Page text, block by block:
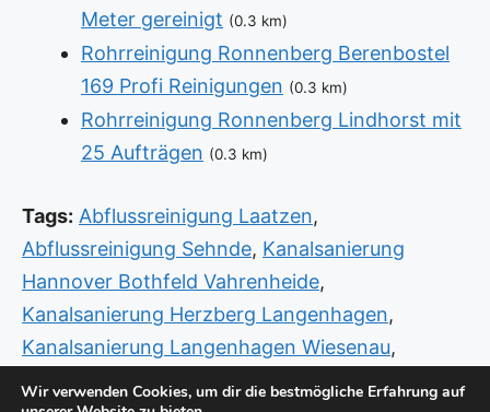
Meter gereinigt (0.3 km)
Rohrreinigung Ronnenberg Berenbostel
169 Profi Reinigungen (0.3 km)
Rohrreinigung Ronnenberg Lindhorst mit
25 Aufträgen (0.3 km)
Tags: Abflussreinigung Laatzen,
Abflussreinigung Sehnde, Kanalsanierung
Hannover Bothfeld Vahrenheide,
Kanalsanierung Herzberg Langenhagen,
Kanalsanierung Langenhagen Wiesenau,
Rohrreinigung Hannover Bothfeld Vahrenheide
Wir verwenden Cookies, um dir die bestmögliche Erfahrung auf